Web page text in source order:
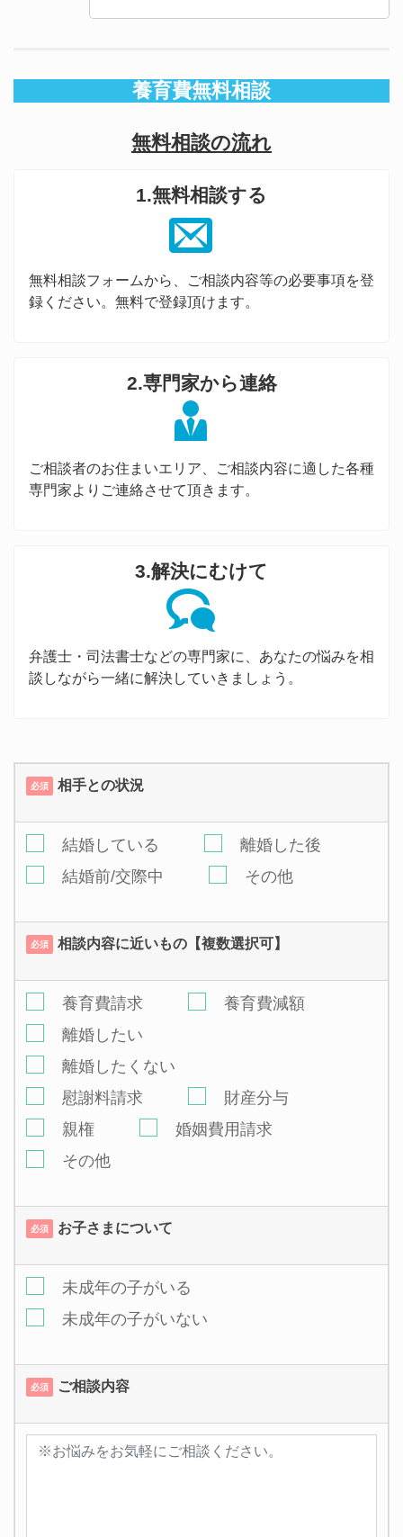
養育費無料相談
無料相談の流れ
1.無料相談する
無料相談フォームから、ご相談内容等の必要事項を登
録ください。無料で登録頂けます。
2.専門家から連絡
ご相談者のお住まいエリア、ご相談内容に適した各種
専門家よりご連絡させて頂きます。
3.解決にむけて
弁護士・司法書士などの専門家に、あなたの悩みを相
談しながら一緒に解決していきましょう。
必須 相手との状況
結婚している
離婚した後
結婚前/交際中
その他
必須 相談内容に近いもの【複数選択可】
養育費請求
養育費減額
離婚したい
離婚したくない
慰謝料請求
財産分与
親権
婚姻費用請求
その他
必須 お子さまについて
未成年の子がいる
未成年の子がいない
必須 ご相談内容